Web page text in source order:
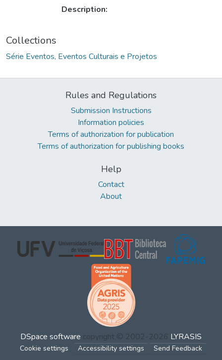
Description:
Collections
Série Eventos, Eventos Culturais e Projetos
Rules and Regulations
Submission Instructions
Information policies
Terms of authorization for publication
Terms of authorization for publishing books
Help
Contact
About
DSpace software copyright © 2002-2026 LYRASIS
Cookie settings Accessibility settings Send Feedback